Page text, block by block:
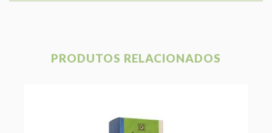
PRODUTOS RELACIONADOS